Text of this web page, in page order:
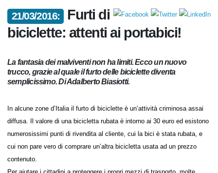
21/03/2016:
Furti
di biciclette: attenti ai
portabici!
La fantasia dei malviventi non ha limiti. Ecco un nuovo
In alcune zone d’Italia il furto di biciclette è un’attività criminosa assai
diffusa. Il valore di una bicicletta rubata è intorno ai 30 euro ed
esistono numerosissimi punti di rivendita al cliente, cui la bici è stata
rubata, e cui non pare vero di comprare un’altra bicicletta usata ad un